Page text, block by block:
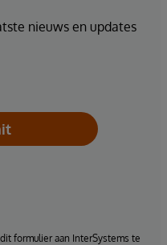
nieuws en updates
formulier aan InterSystems te